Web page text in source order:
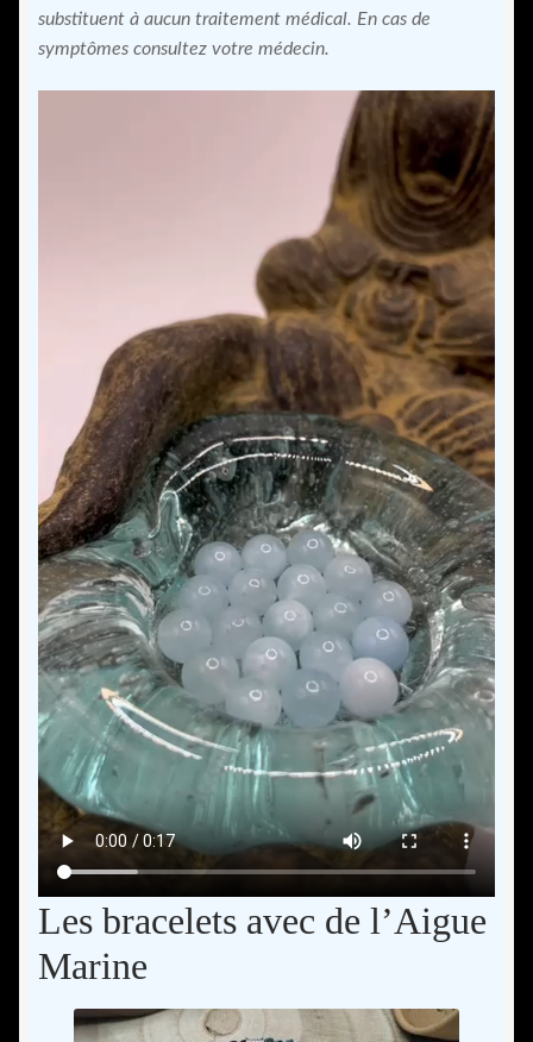
substituent à aucun traitement médical. En cas de
symptômes consultez votre médecin.
Les bracelets avec de l’Aigue
Marine